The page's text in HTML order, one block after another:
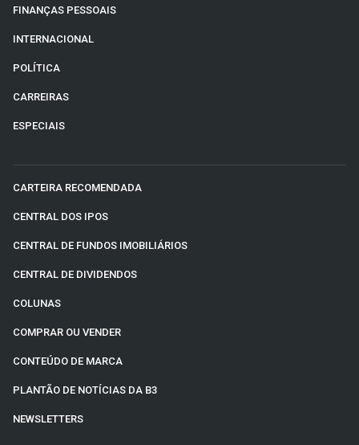
FINANÇAS PESSOAIS
INTERNACIONAL
POLÍTICA
CARREIRAS
ESPECIAIS
CARTEIRA RECOMENDADA
CENTRAL DOS IPOS
CENTRAL DE FUNDOS IMOBILIÁRIOS
CENTRAL DE DIVIDENDOS
COLUNAS
COMPRAR OU VENDER
CONTEÚDO DE MARCA
PLANTÃO DE NOTÍCIAS DA B3
NEWSLETTERS